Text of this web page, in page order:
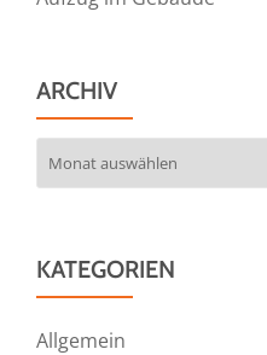
ARCHIV
KATEGORIEN
Allgemein